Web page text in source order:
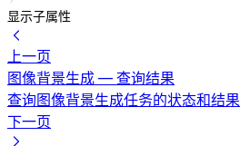
显示子属性
上一页
图像背景生成 — 查询结果
查询图像背景生成任务的状态和结果
下一页